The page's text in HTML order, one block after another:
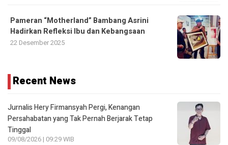
Pameran “Motherland” Bambang Asrini
Hadirkan Refleksi Ibu dan Kebangsaan
22 Desember 2025
Recent News
Jurnalis Hery Firmansyah Pergi, Kenangan
Persahabatan yang Tak Pernah Berjarak Tetap
Tinggal
09/08/2026 | 09:29 WIB